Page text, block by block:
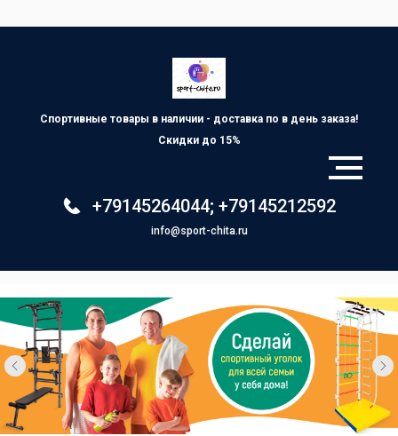
Спортивные товары в наличии - доставка по в день заказа!
Скидки до 15%
+79145264044; +79145212592
info@sport-chita.ru